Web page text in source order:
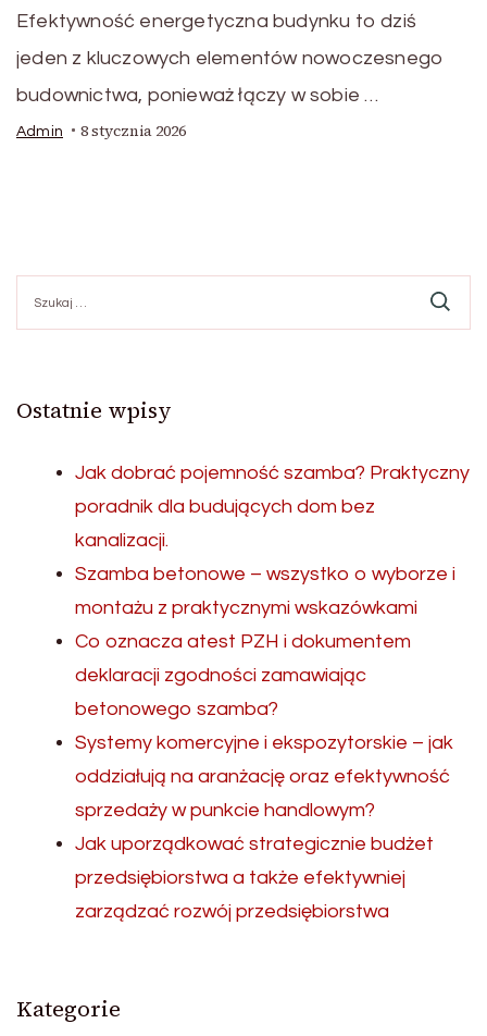
Efektywność energetyczna budynku to dziś
jeden z kluczowych elementów nowoczesnego
budownictwa, ponieważ łączy w sobie …
Admin 8 stycznia 2026
Ostatnie wpisy
Jak dobrać pojemność szamba? Praktyczny
poradnik dla budujących dom bez
kanalizacji.
Szamba betonowe – wszystko o wyborze i
montażu z praktycznymi wskazówkami
Co oznacza atest PZH i dokumentem
deklaracji zgodności zamawiając
betonowego szamba?
Systemy komercyjne i ekspozytorskie – jak
oddziałują na aranżację oraz efektywność
sprzedaży w punkcie handlowym?
Jak uporządkować strategicznie budżet
przedsiębiorstwa a także efektywniej
zarządzać rozwój przedsiębiorstwa
Kategorie